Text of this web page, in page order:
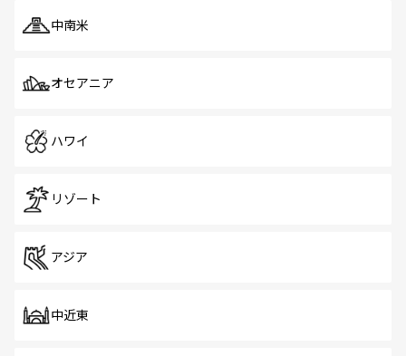
中南米
オセアニア
ハワイ
リゾート
アジア
中近東